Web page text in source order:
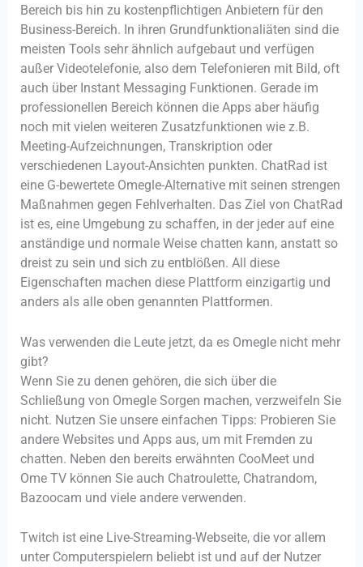
Bereich bis hin zu kostenpflichtigen Anbietern für den
Business-Bereich. In ihren Grundfunktionaliäten sind die
meisten Tools sehr ähnlich aufgebaut und verfügen
außer Videotelefonie, also dem Telefonieren mit Bild, oft
auch über Instant Messaging Funktionen. Gerade im
professionellen Bereich können die Apps aber häufig
noch mit vielen weiteren Zusatzfunktionen wie z.B.
Meeting-Aufzeichnungen, Transkription oder
verschiedenen Layout-Ansichten punkten. ChatRad ist
eine G-bewertete Omegle-Alternative mit seinen strengen
Maßnahmen gegen Fehlverhalten. Das Ziel von ChatRad
ist es, eine Umgebung zu schaffen, in der jeder auf eine
anständige und normale Weise chatten kann, anstatt so
dreist zu sein und sich zu entblößen. All diese
Eigenschaften machen diese Plattform einzigartig und
anders als alle oben genannten Plattformen.
Was verwenden die Leute jetzt, da es Omegle nicht mehr
gibt?
Wenn Sie zu denen gehören, die sich über die
Schließung von Omegle Sorgen machen, verzweifeln Sie
nicht. Nutzen Sie unsere einfachen Tipps: Probieren Sie
andere Websites und Apps aus, um mit Fremden zu
chatten. Neben den bereits erwähnten CooMeet und
Ome TV können Sie auch Chatroulette, Chatrandom,
Bazoocam und viele andere verwenden.
Twitch ist eine Live-Streaming-Webseite, die vor allem
unter Computerspielern beliebt ist und auf der Nutzer